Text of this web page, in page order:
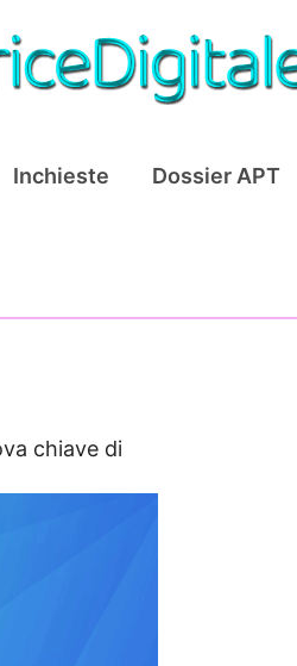
Inchieste Dossier APT
chiave di